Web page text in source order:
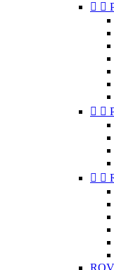
 
 
 